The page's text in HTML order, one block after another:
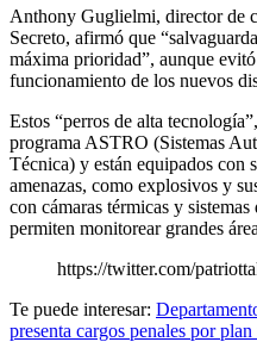
Anthony Guglielmi, director de
Secreto, afirmó que
máxima prioridad”, aunque
funcionamiento de los nuevos
Estos “perros de alta
programa ASTRO (Sistemas
Técnica) y están equipados con
amenazas, como explosivos y
con cámaras térmicas y
permiten monitorear grandes
https://twitter.com/
Te puede interesar:
presenta cargos penales por